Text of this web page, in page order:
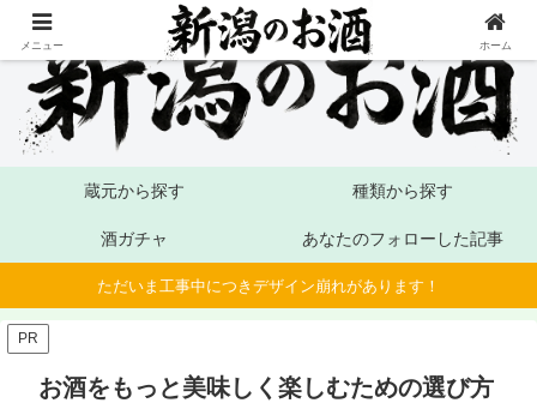
蔵元から探す 種類から探す
酒ガチャ あなたのフォローした記事
ただいま工事中につきデザイン崩れがあります！
PR
お酒をもっと美味しく楽しむための選び方
メニュー ホーム